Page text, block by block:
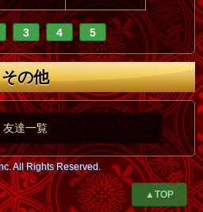
3 4 5
その他
友達一覧
All Rights Reserved.
▲TOP